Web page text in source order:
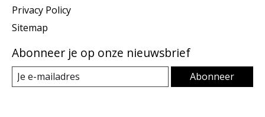
Privacy Policy
Sitemap
Abonneer je op onze nieuwsbrief
Abonneer